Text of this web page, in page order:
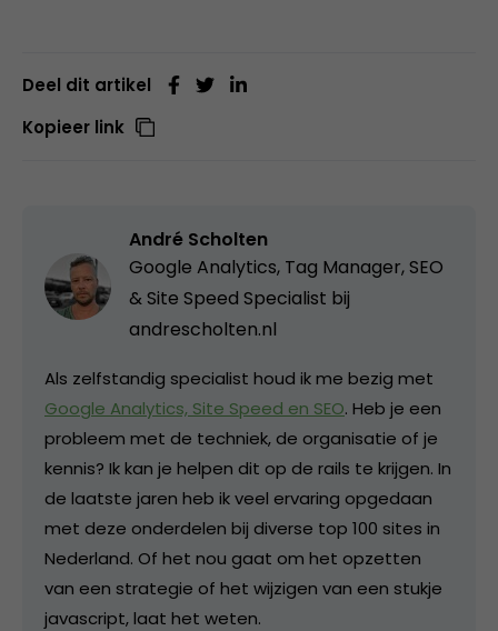
Deel dit artikel
Kopieer link
André Scholten
Google Analytics, Tag Manager, SEO
& Site Speed Specialist bij
andrescholten.nl
Als zelfstandig specialist houd ik me bezig met
Google Analytics, Site Speed en SEO. Heb je een
probleem met de techniek, de organisatie of je
kennis? Ik kan je helpen dit op de rails te krijgen. In
de laatste jaren heb ik veel ervaring opgedaan
met deze onderdelen bij diverse top 100 sites in
Nederland. Of het nou gaat om het opzetten
van een strategie of het wijzigen van een stukje
javascript, laat het weten.